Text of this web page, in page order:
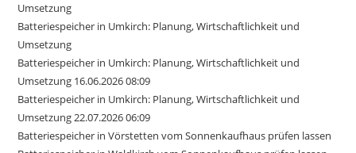
Umsetzung
Batteriespeicher in Umkirch: Planung, Wirtschaftlichkeit und
Umsetzung
Batteriespeicher in Umkirch: Planung, Wirtschaftlichkeit und
Umsetzung 16.06.2026 08:09
Batteriespeicher in Umkirch: Planung, Wirtschaftlichkeit und
Umsetzung 22.07.2026 06:09
Batteriespeicher in Vörstetten vom Sonnenkaufhaus prüfen lassen